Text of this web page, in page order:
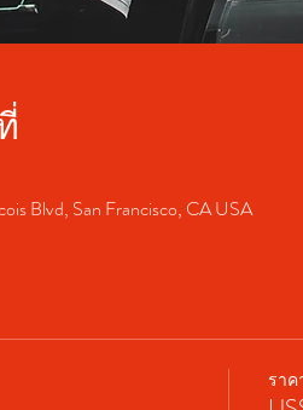
Blvd, San Francisco, CA USA
ราค